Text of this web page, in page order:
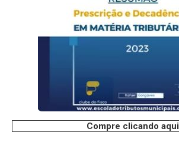
Compre clicando aqui